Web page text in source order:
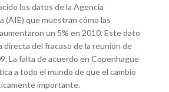
los datos de la Agencia
(AIE) que muestran cómo las
un 5% en 2010. Este dato
directa del fracaso de la reunión de
La falta de acuerdo en Copenhague
a todo el mundo de que el cambio
importante.